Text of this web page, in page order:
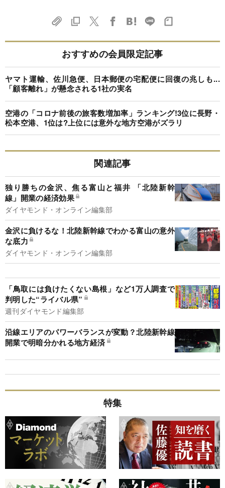
おすすめの会員限定記事
ヤマト運輸、佐川急便、日本郵便の宅配便に回復の兆しも...
「顧客離れ」が懸念される1社の実名
空港の「コロナ前後の旅客数増加率」ランキング!3位に長野・
松本空港、1位は?上位には意外な地方空港がズラリ
関連記事
独り勝ちの金沢、焦る富山と福井 「北陸新幹
線」開業の経済効果
ダイヤモンド・オンライン編集部
金沢に負けるな！北陸新幹線でわかる富山の意外
な底力
ダイヤモンド・オンライン編集部
「鳥取には負けたくない島根」など1万人調査で
判明した“ライバル県”
週刊ダイヤモンド編集部
沿線エリアのパワーバランスが変動？北陸新幹線
開業で明暗分かれる地方経済
特集